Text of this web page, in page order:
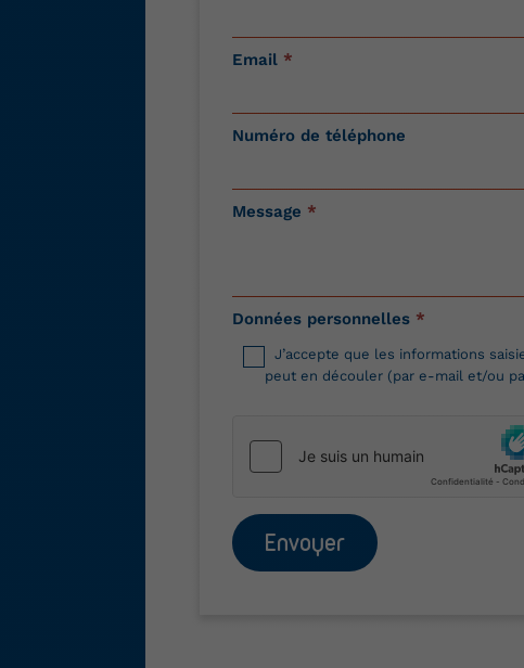
Email *
Numéro de téléphone
Message *
Données personnelles *
J’accepte que les informations
peut en découler (par e-mail et/ou
Envoyer